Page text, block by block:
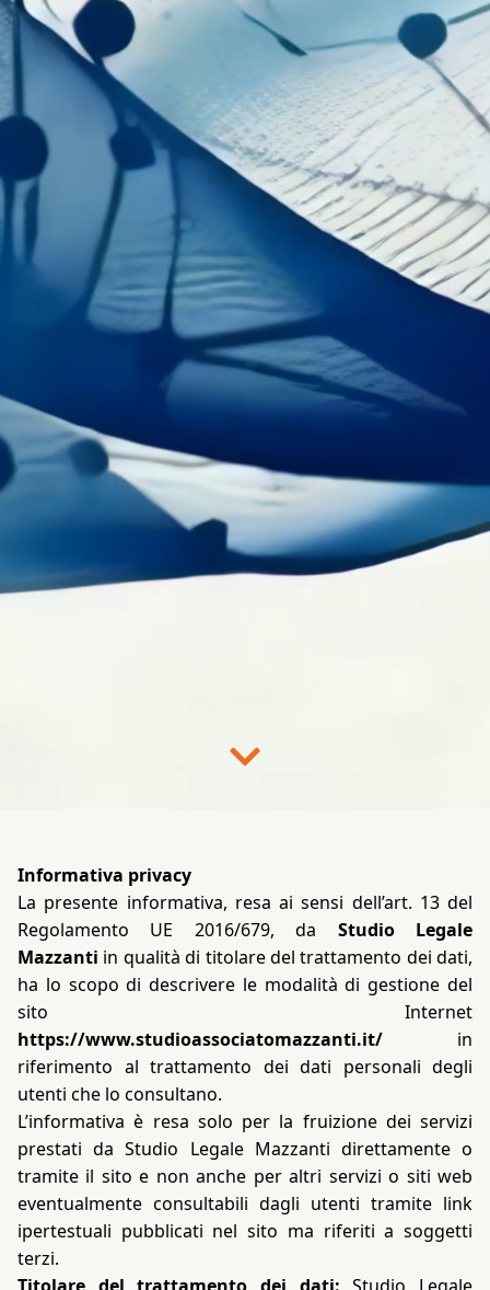
Informativa privacy
La presente informativa, resa ai sensi dell’art. 13 del
Regolamento UE 2016/679, da Studio Legale
Mazzanti in qualità di titolare del trattamento dei dati,
ha lo scopo di descrivere le modalità di gestione del
sito Internet
https://www.studioassociatomazzanti.it/ in
riferimento al trattamento dei dati personali degli
utenti che lo consultano.
L’informativa è resa solo per la fruizione dei servizi
prestati da Studio Legale Mazzanti direttamente o
tramite il sito e non anche per altri servizi o siti web
eventualmente consultabili dagli utenti tramite link
ipertestuali pubblicati nel sito ma riferiti a soggetti
terzi.
Titolare del trattamento dei dati: Studio Legale